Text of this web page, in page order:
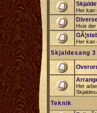
Her kan
Hvis der
Her kan
Skjaldesang 3
Her
Teknik